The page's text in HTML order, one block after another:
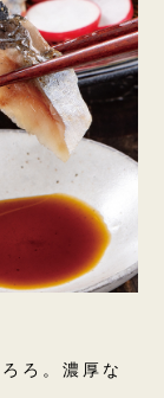
ろ。濃厚な